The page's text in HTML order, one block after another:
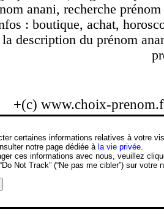
anani, recherche
: boutique, achat,
description du prénom
+(c) www.choix-
certaines informations relatives à votre
notre page dédiée àla vie privée
ces informations avec nous, veuillez
Not Track” (“Ne pas me cibler”) sur